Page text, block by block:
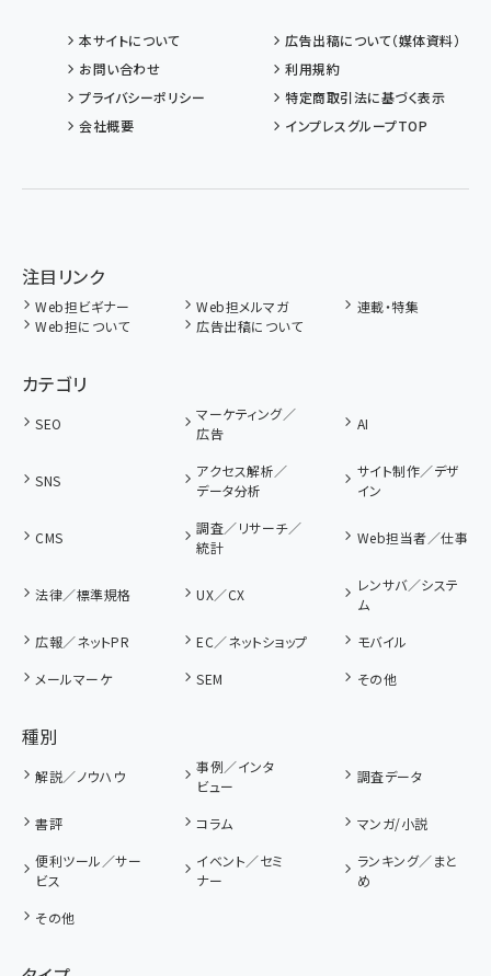
本サイトについて
広告出稿について（媒体資料）
お問い合わせ
利用規約
プライバシーポリシー
特定商取引法に基づく表示
会社概要
インプレスグループTOP
注目リンク
Web担ビギナー Web担メルマガ
連載・特集
Web担について
広告出稿について
カテゴリ
SEO
マーケティング／
広告
AI
SNS
アクセス解析／
データ分析
サイト制作／デザ
イン
CMS
調査／リサーチ／
統計
Web担当者／仕事
法律／標準規格 UX／CX
レンサバ／システ
ム
広報／ネットPR
EC／ネットショップ
モバイル
メールマーケ
SEM その他
種別
解説／ノウハウ
事例／インタ
ビュー
調査データ
書評 コラム
マンガ/小説
便利ツール／サー
ビス
イベント／セミ
ナー
ランキング／まと
め
その他